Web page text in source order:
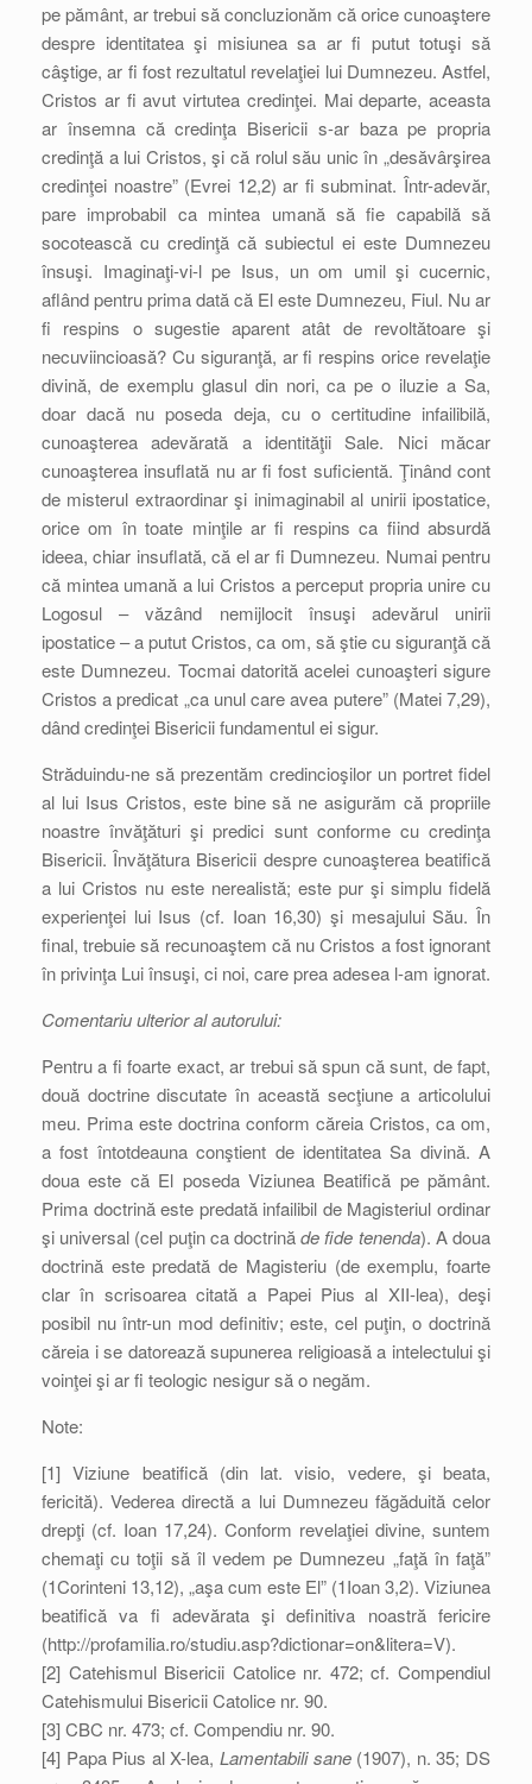
pe pământ, ar trebui să concluzionăm că orice cunoaştere
despre identitatea şi misiunea sa ar fi putut totuşi să
câştige, ar fi fost rezultatul revelaţiei lui Dumnezeu. Astfel,
Cristos ar fi avut virtutea credinţei. Mai departe, aceasta
ar însemna că credinţa Bisericii s-ar baza pe propria
credinţă a lui Cristos, şi că rolul său unic în „desăvârşirea
credinţei noastre” (Evrei 12,2) ar fi subminat. Într-adevăr,
pare improbabil ca mintea umană să fie capabilă să
socotească cu credinţă că subiectul ei este Dumnezeu
însuşi. Imaginaţi-vi-l pe Isus, un om umil şi cucernic,
aflând pentru prima dată că El este Dumnezeu, Fiul. Nu ar
fi respins o sugestie aparent atât de revoltătoare şi
necuviincioasă? Cu siguranţă, ar fi respins orice revelaţie
divină, de exemplu glasul din nori, ca pe o iluzie a Sa,
doar dacă nu poseda deja, cu o certitudine infailibilă,
cunoaşterea adevărată a identităţii Sale. Nici măcar
cunoaşterea insuflată nu ar fi fost suficientă. Ţinând cont
de misterul extraordinar şi inimaginabil al unirii ipostatice,
orice om în toate minţile ar fi respins ca fiind absurdă
ideea, chiar insuflată, că el ar fi Dumnezeu. Numai pentru
că mintea umană a lui Cristos a perceput propria unire cu
Logosul – văzând nemijlocit însuşi adevărul unirii
ipostatice – a putut Cristos, ca om, să ştie cu siguranţă că
este Dumnezeu. Tocmai datorită acelei cunoaşteri sigure
Cristos a predicat „ca unul care avea putere” (Matei 7,29),
dând credinţei Bisericii fundamentul ei sigur.
Străduindu-ne să prezentăm credincioşilor un portret fidel
al lui Isus Cristos, este bine să ne asigurăm că propriile
noastre învăţături şi predici sunt conforme cu credinţa
Bisericii. Învăţătura Bisericii despre cunoaşterea beatifică
a lui Cristos nu este nerealistă; este pur şi simplu fidelă
experienţei lui Isus (cf. Ioan 16,30) şi mesajului Său. În
final, trebuie să recunoaştem că nu Cristos a fost ignorant
în privinţa Lui însuşi, ci noi, care prea adesea l-am ignorat.
Comentariu ulterior al autorului:
Pentru a fi foarte exact, ar trebui să spun că sunt, de fapt,
două doctrine discutate în această secţiune a articolului
meu. Prima este doctrina conform căreia Cristos, ca om,
a fost întotdeauna conştient de identitatea Sa divină. A
doua este că El poseda Viziunea Beatifică pe pământ.
Prima doctrină este predată infailibil de Magisteriul ordinar
şi universal (cel puţin ca doctrinăde fide tenenda). A doua
doctrină este predată de Magisteriu (de exemplu, foarte
clar în scrisoarea citată a Papei Pius al XII-lea), deşi
posibil nu într-un mod definitiv; este, cel puţin, o doctrină
căreia i se datorează supunerea religioasă a intelectului şi
voinţei şi ar fi teologic nesigur să o negăm.
Note:
[1] Viziune beatifică (din lat. visio, vedere, şi beata,
fericită). Vederea directă a lui Dumnezeu făgăduită celor
drepţi (cf. Ioan 17,24). Conform revelaţiei divine, suntem
chemaţi cu toţii să îl vedem pe Dumnezeu „faţă în faţă”
(1Corinteni 13,12), „aşa cum este El” (1Ioan 3,2). Viziunea
beatifică va fi adevărata şi definitiva noastră fericire
(http://profamilia.ro/studiu.asp?dictionar=on&litera=V).
[2] Catehismul Bisericii Catolice nr. 472; cf. Compendiul
Catehismului Bisericii Catolice nr. 90.
[3] CBC nr. 473; cf. Compendiu nr. 90.
[4] Papa Pius al X-lea, Lamentabili sane(1907), n. 35; DS